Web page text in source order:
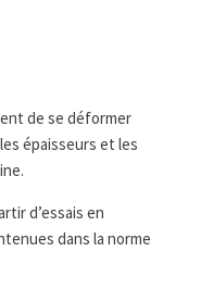
de se déformer
épaisseurs et les
d’essais en
dans la norme